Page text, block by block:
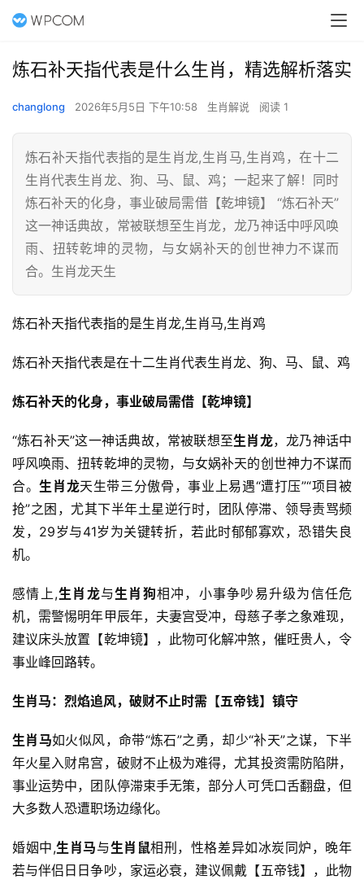
炼石补天指代表是什么生肖，精选解析落实
changlong 2026年5月5日 下午10:58 生肖解说 阅读 1
炼石补天指代表指的是生肖龙,生肖马,生肖鸡，在十二
生肖代表生肖龙、狗、马、鼠、鸡；一起来了解！同时
炼石补天的化身，事业破局需借【乾坤镜】 “炼石补天”
这一神话典故，常被联想至生肖龙，龙乃神话中呼风唤
雨、扭转乾坤的灵物，与女娲补天的创世神力不谋而
合。生肖龙天生
炼石补天指代表指的是生肖龙,生肖马,生肖鸡
炼石补天指代表是在十二生肖代表生肖龙、狗、马、鼠、鸡
炼石补天的化身，事业破局需借【乾坤镜】
“炼石补天”这一神话典故，常被联想至生肖龙，龙乃神话中
呼风唤雨、扭转乾坤的灵物，与女娲补天的创世神力不谋而
合。生肖龙天生带三分傲骨，事业上易遇“遭打压”“项目被
抢”之困，尤其下半年土星逆行时，团队停滞、领导责骂频
发，29岁与41岁为关键转折，若此时郁郁寡欢，恐错失良
机。
感情上,生肖龙与生肖狗相冲，小事争吵易升级为信任危
机，需警惕明年甲辰年，夫妻宫受冲，母慈子孝之象难现，
建议床头放置【乾坤镜】，此物可化解冲煞，催旺贵人，令
事业峰回路转。
生肖马：烈焰追风，破财不止时需【五帝钱】镇守
生肖马如火似风，命带“炼石”之勇，却少“补天”之谋，下半
年火星入财帛宫，破财不止极为难得，尤其投资需防陷阱，
事业运势中，团队停滞束手无策，部分人可凭口舌翻盘，但
大多数人恐遭职场边缘化。
婚姻中,生肖马与生肖鼠相刑，性格差异如冰炭同炉，晚年
若与伴侣日日争吵，家运必衰，建议佩戴【五帝钱】，此物